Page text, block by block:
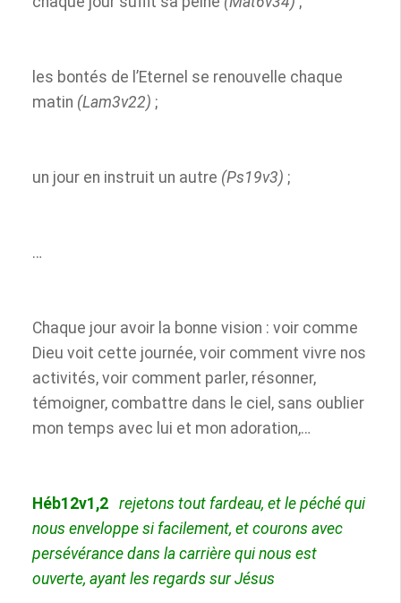
les bontés de l’Eternel se renouvelle chaque
matin (Lam3v22) ;
un jour en instruit un autre (Ps19v3) ;
…
Chaque jour avoir la bonne vision : voir comme
Dieu voit cette journée, voir comment vivre nos
activités, voir comment parler, résonner,
témoigner, combattre dans le ciel, sans oublier
mon temps avec lui et mon adoration,…
Héb12v1,2 rejetons tout fardeau, et le péché qui
nous enveloppe si facilement, et courons avec
persévérance dans la carrière qui nous est
ouverte, ayant les regards sur Jésus